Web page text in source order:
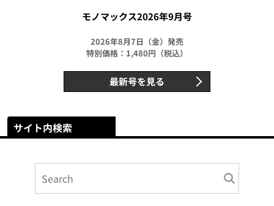
モノマックス2026年9月号
2026年8月7日（金）発売
特別価格：1,480円（税込）
最新号を見る
サイト内検索